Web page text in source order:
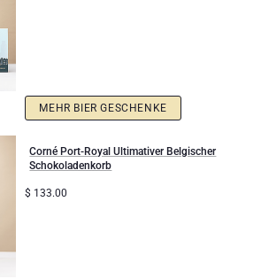
MEHR BIER GESCHENKE
Corné Port-Royal Ultimativer Belgischer
Schokoladenkorb
$ 133.00